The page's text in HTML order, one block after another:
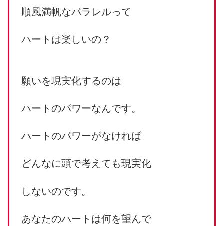
順風満帆なパラレルって
ハートは楽しいの？
願いを現実化するのは
ハートのパワーなんです。
ハートのパワーがなければ
どんなに頭で考えても現実化
しないのです。
あなたのハートは何を望んで